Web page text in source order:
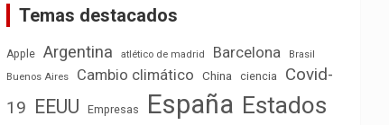
Temas destacados
Apple Argentina atlético de madrid Barcelona
Brasil
Buenos Aires
Cambio climático China ciencia
Covid-
19
EEUU Empresas España Estados